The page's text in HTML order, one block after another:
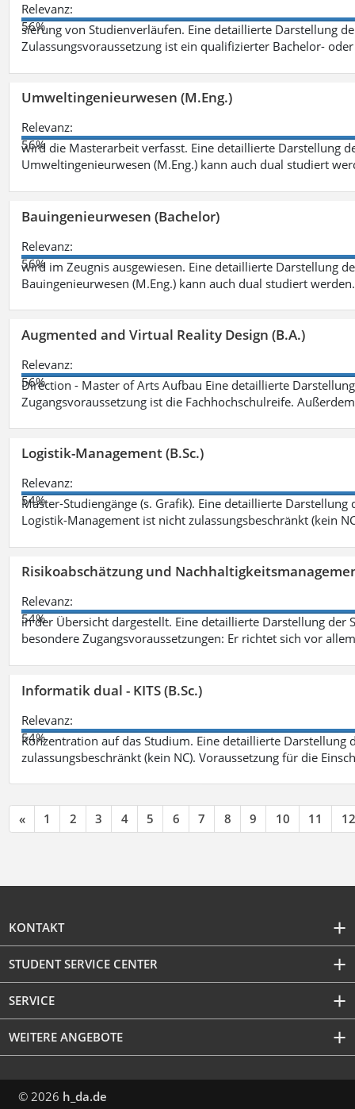
Relevanz:
56%
sierung von Studienverläufen. Eine detaillierte Darstellung
Zulassungsvoraussetzung ist ein qualifizierter Bachelor-
Umweltingenieurwesen (M.Eng.)
Relevanz:
56%
wird die Masterarbeit verfasst. Eine detaillierte Darstellung
Umweltingenieurwesen (M.Eng.) kann auch dual studiert
Bauingenieurwesen (Bachelor)
Relevanz:
56%
wird im Zeugnis ausgewiesen. Eine detaillierte Darstellung
Bauingenieurwesen (M.Eng.) kann auch dual studiert
Augmented and Virtual Reality Design (B.A.)
Relevanz:
56%
Direction - Master of Arts Aufbau Eine detaillierte
Zugangsvoraussetzung ist die Fachhochschulreife.
Logistik-Management (B.Sc.)
Relevanz:
54%
Master-Studiengänge (s. Grafik). Eine detaillierte
Logistik-Management ist nicht zulassungsbeschränkt (kein
Risikoabschätzung und
Relevanz:
54%
in der Übersicht dargestellt. Eine detaillierte Darstellung der
besondere Zugangsvoraussetzungen: Er richtet sich vor
Informatik dual - KITS (B.Sc.)
Relevanz:
54%
Konzentration auf das Studium. Eine detaillierte
zulassungsbeschränkt (kein NC). Voraussetzung für die
« 1 2 3 4 5 6 7 8 9 10 11 12
KONTAKT
STUDENT SERVICE CENTER
SERVICE
WEITERE ANGEBOTE
© 2026 h_da.de